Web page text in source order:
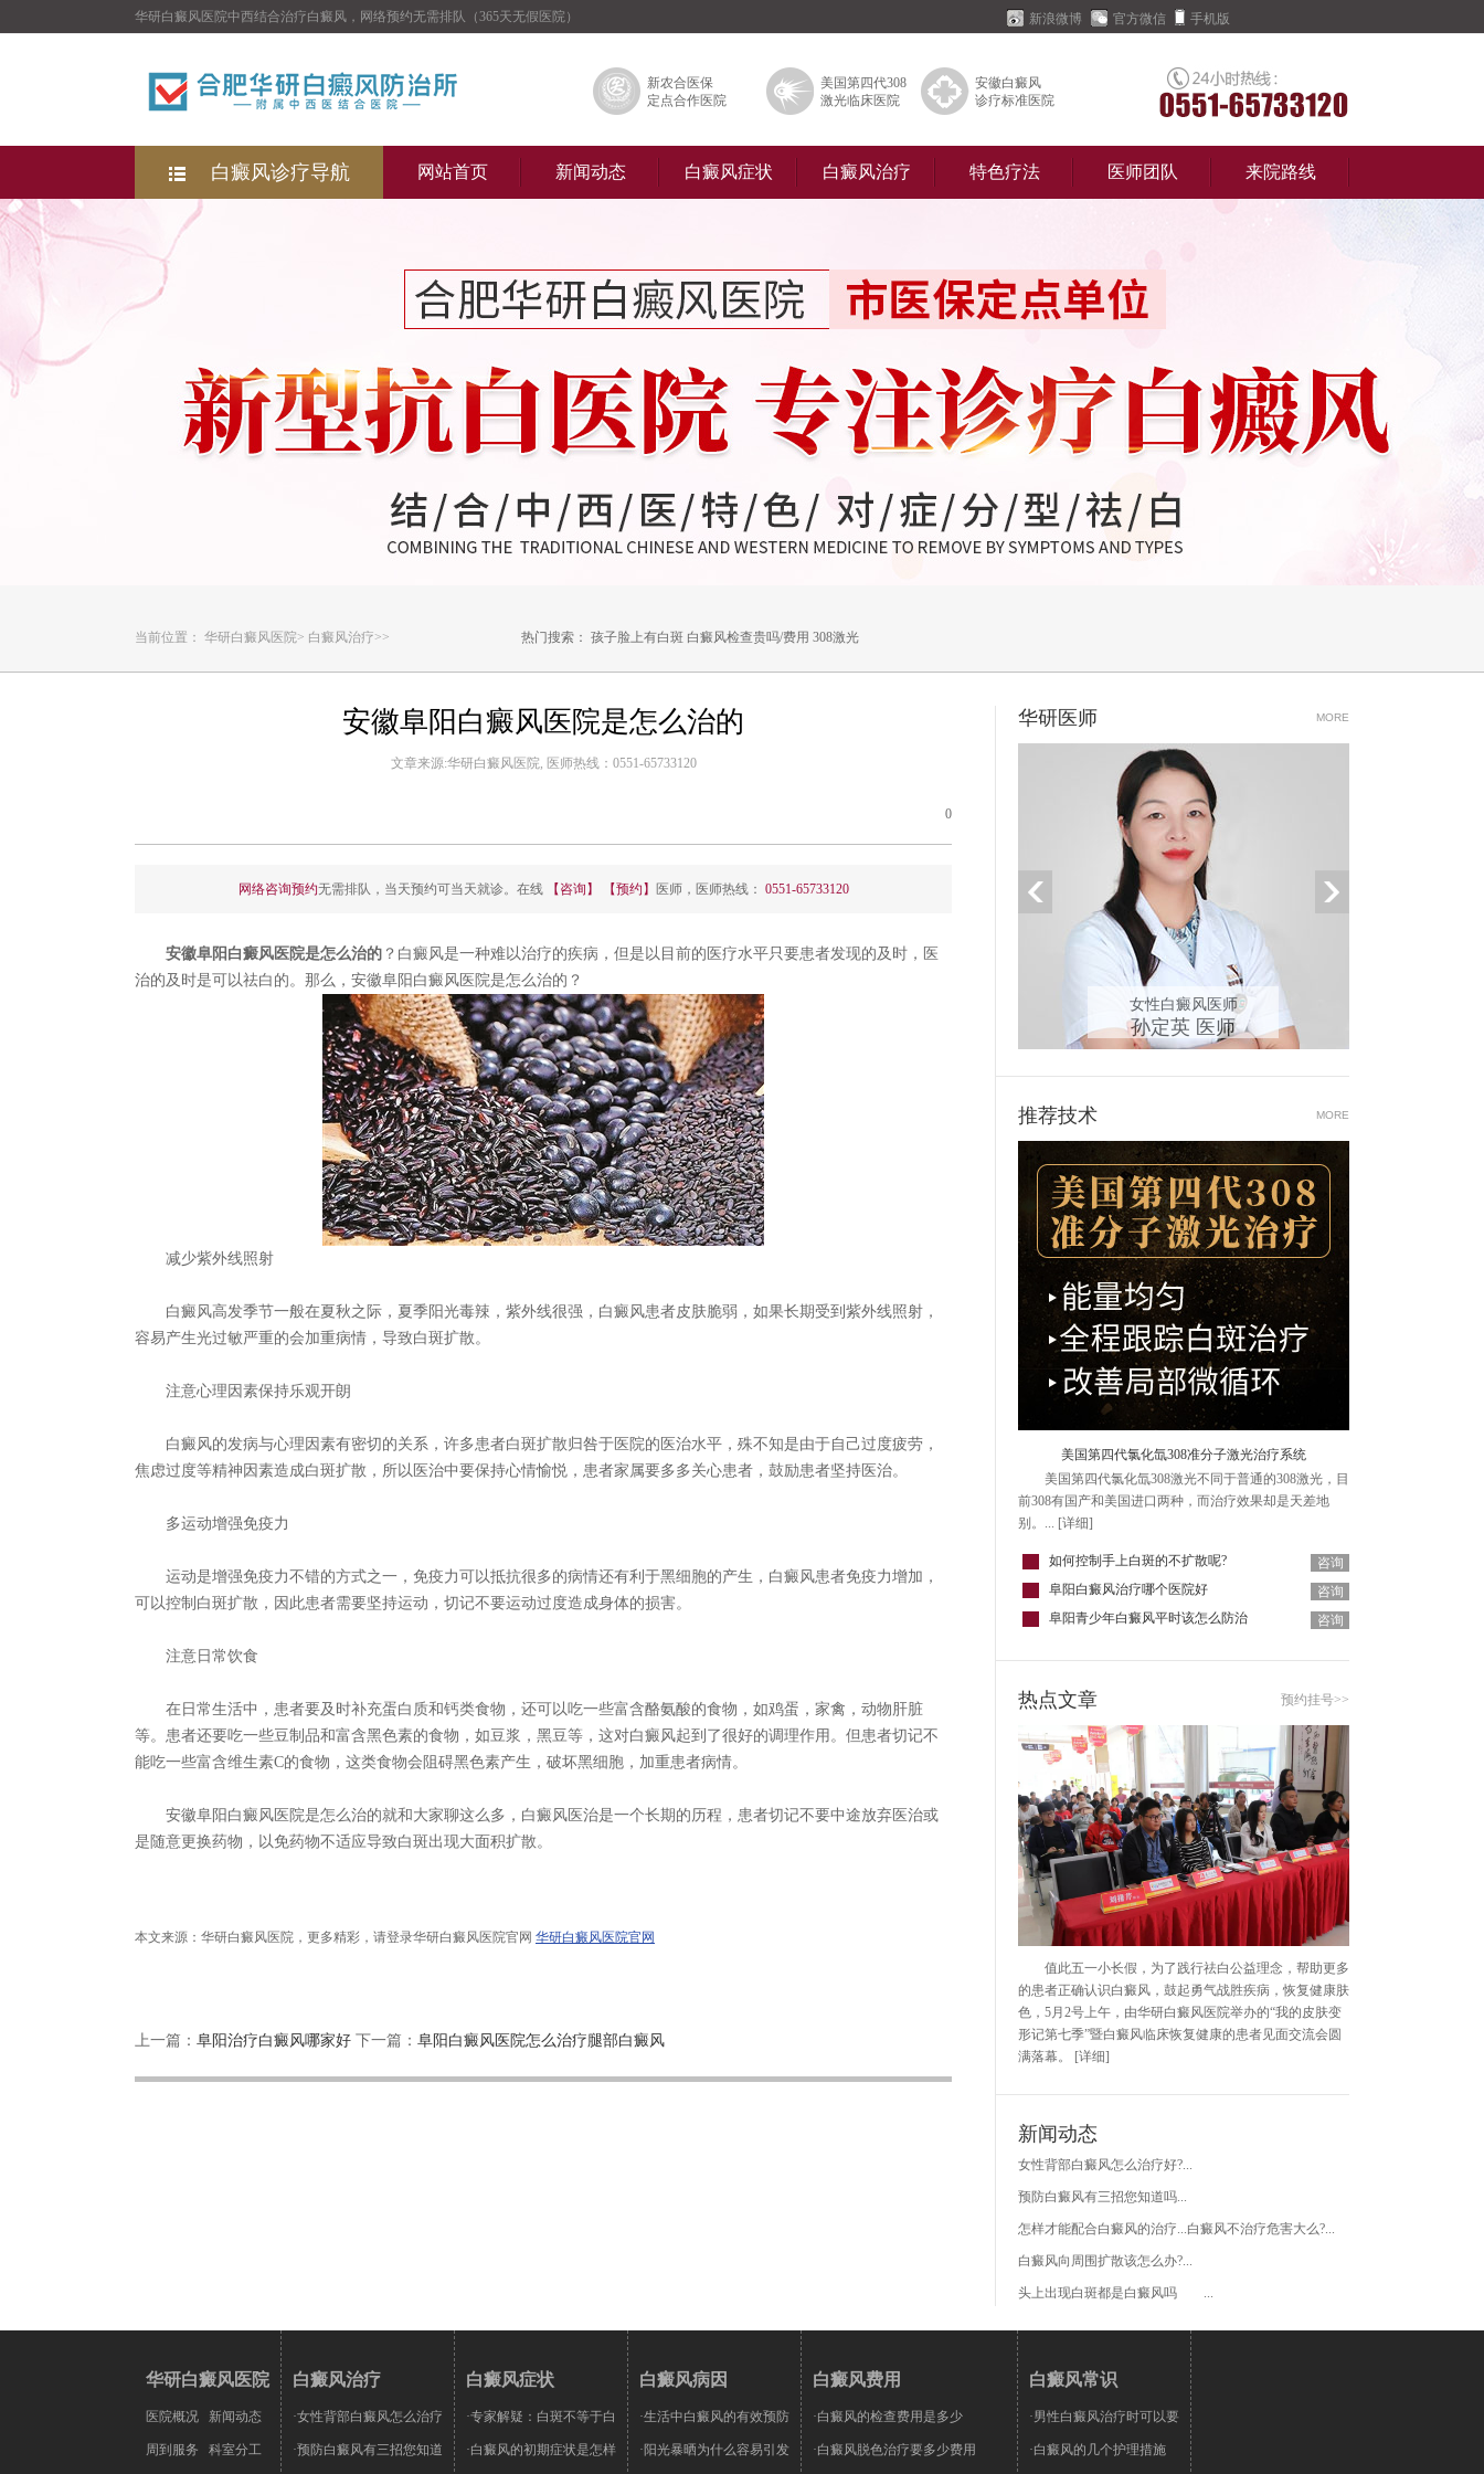
华研白癜风医院中西结合治疗白癜风，网络预约无需排队（365天无假医院） 新浪微博 官方微信 手机版
新农合医保
定点合作医院
美国第四代308
激光临床医院
安徽白癜风
诊疗标准医院
白癜风诊疗导航 网站首页 新闻动态 白癜风症状 白癜风治疗 特色疗法 医师团队 来院路线
当前位置： 华研白癜风医院> 白癜风治疗>> 热门搜索： 孩子脸上有白斑 白癜风检查贵吗/费用 308激光
安徽阜阳白癜风医院是怎么治的
文章来源:华研白癜风医院, 医师热线：0551-65733120
0
网络咨询预约无需排队，当天预约可当天就诊。在线 【咨询】 【预约】 医师，医师热线： 0551-65733120
安徽阜阳白癜风医院是怎么治的 ？白癜风是一种难以治疗的疾病，但是以目前的医疗水平只要患者发现的及时，医
治的及时是可以祛白的。那么，安徽阜阳白癜风医院是怎么治的？
减少紫外线照射
白癜风高发季节一般在夏秋之际，夏季阳光毒辣，紫外线很强，白癜风患者皮肤脆弱，如果长期受到紫外线照射，
容易产生光过敏严重的会加重病情，导致白斑扩散。
注意心理因素保持乐观开朗
白癜风的发病与心理因素有密切的关系，许多患者白斑扩散归咎于医院的医治水平，殊不知是由于自己过度疲劳，
焦虑过度等精神因素造成白斑扩散，所以医治中要保持心情愉悦，患者家属要多多关心患者，鼓励患者坚持医治。
多运动增强免疫力
运动是增强免疫力不错的方式之一，免疫力可以抵抗很多的病情还有利于黑细胞的产生，白癜风患者免疫力增加，
可以控制白斑扩散，因此患者需要坚持运动，切记不要运动过度造成身体的损害。
注意日常饮食
在日常生活中，患者要及时补充蛋白质和钙类食物，还可以吃一些富含酪氨酸的食物，如鸡蛋，家禽，动物肝脏
等。患者还要吃一些豆制品和富含黑色素的食物，如豆浆，黑豆等，这对白癜风起到了很好的调理作用。但患者切记不
能吃一些富含维生素C的食物，这类食物会阻碍黑色素产生，破坏黑细胞，加重患者病情。
安徽阜阳白癜风医院是怎么治的就和大家聊这么多，白癜风医治是一个长期的历程，患者切记不要中途放弃医治或
是随意更换药物，以免药物不适应导致白斑出现大面积扩散。
本文来源：华研白癜风医院，更多精彩，请登录华研白癜风医院官网 华研白癜风医院官网
上一篇： 阜阳治疗白癜风哪家好 下一篇： 阜阳白癜风医院怎么治疗腿部白癜风
华研医师 MORE
青少年白癜风医师
高汝辉 医师
女性白癜风医师
孙定英 医师
推荐技术 MORE
美国第四代氯化氙308准分子激光治疗系统
美国第四代氯化氙308激光不同于普通的308激光，目
前308有国产和美国进口两种，而治疗效果却是天差地
别。... [详细]
如何控制手上白斑的不扩散呢?
咨询
阜阳白癜风治疗哪个医院好
咨询
阜阳青少年白癜风平时该怎么防治
咨询
热点文章 预约挂号>>
值此五一小长假，为了践行祛白公益理念，帮助更多
的患者正确认识白癜风，鼓起勇气战胜疾病，恢复健康肤
色，5月2号上午，由华研白癜风医院举办的“我的皮肤变
形记第七季”暨白癜风临床恢复健康的患者见面交流会圆
满落幕。
[详细]
新闻动态
女性背部白癜风怎么治疗好?...
预防白癜风有三招您知道吗...
怎样才能配合白癜风的治疗...白癜风不治疗危害大么?...
白癜风向周围扩散该怎么办?...
头上出现白斑都是白癜风吗 ...
华研白癜风医院
医院概况 新闻动态
周到服务 科室分工
白癜风治疗
·女性背部白癜风怎么治疗
·预防白癜风有三招您知道
白癜风症状
·专家解疑：白斑不等于白
·白癜风的初期症状是怎样
白癜风病因
·生活中白癜风的有效预防
·阳光暴晒为什么容易引发
白癜风费用
·白癜风的检查费用是多少
·白癜风脱色治疗要多少费用
白癜风常识
·男性白癜风治疗时可以要
·白癜风的几个护理措施